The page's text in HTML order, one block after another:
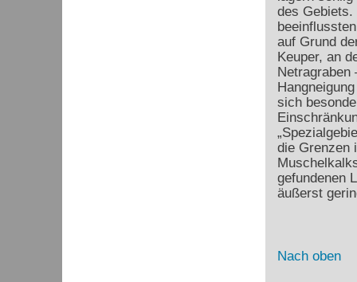
des
auf Grund
Keuper, an
Netragraben
sich
die Grenzen
gefundenen
äußerst
Nach oben